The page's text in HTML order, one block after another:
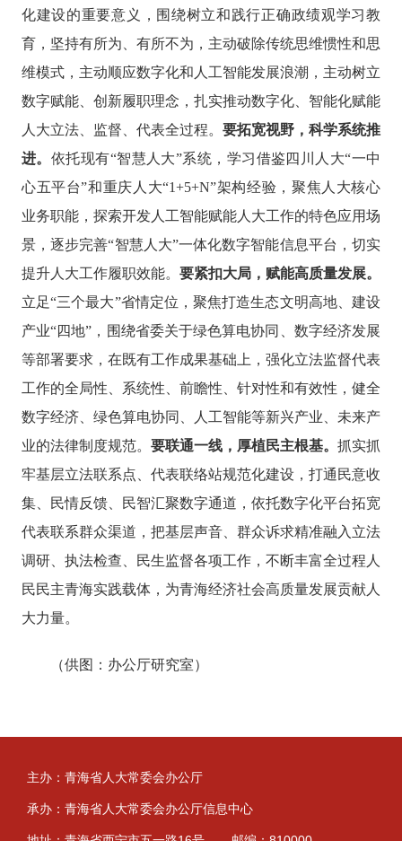
化建设的重要意义，围绕树立和践行正确政绩观学习教
育，坚持有所为、有所不为，主动破除传统思维惯性和思
维模式，主动顺应数字化和人工智能发展浪潮 ，主动树立
数字赋能、创新履职理念， 扎实推动数字化、智能化赋能
人大立法、监督、代表全过程。要拓宽视野，科学系统推
进。 依托现有“智慧人大”系统，学习借鉴四川人大“一中
心五平台”和重庆人大“1+5+N”架构经验，聚焦人大核心
业务职能，探索开发人工智能赋能人大工作的特色应用场
景，逐步完善“智慧人大”一体化数字智能信息平台，切实
提升人大工作履职效能。 要紧扣大局，赋能高质量发展。
立足“三个最大”省情定位，聚焦打造生态文明高地、建设
产业“四地”，围绕省委关于绿色算电协同、数字经济发展
等部署要求，在既有工作成果基础上，强化立法监督代表
工作的全局性、系统性、前瞻性、针对性和有效性，健全
数字经济、绿色算电协同、人工智能等新兴产业、未来产
业的法律制度规范。 要联通一线，厚植民主根基。抓实抓
牢基层立法联系点、代表联络站规范化建设，打通民意收
集、民情反馈、民智汇聚数字通道，依托数字化平台拓宽
代表联系群众渠道，把基层声音、群众诉求精准融入立法
调研、执法检查、民生监督各项工作，不断丰富全过程人
民民主青海实践载体，为青海经济社会高质量发展贡献人
大力量。
（供图：办公厅研究室）
主办：青海省人大常委会办公厅
承办：青海省人大常委会办公厅信息中心